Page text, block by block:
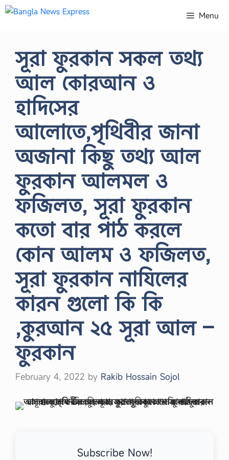
Skip
Menu
সূরা ফুরকান সকল তথ্য
আল কোরআন ও
হাদিসের
আলোতে,পৃথিবীর জানা
অজানা কিছু তথ্য আল
ফুরকান আলমল ও
ফজিলত, সূরা ফুরকান
কতো বার পাঠ করলে
কোন আলম ও ফজিলত,
সূরা ফুরকান নাযিলের
কারন গুলো কি কি
,কুরআন ২৫ সূরা আল –
ফুরকান
February 4, 2022 by Rakib Hossain Sojol
Subscribe Now!